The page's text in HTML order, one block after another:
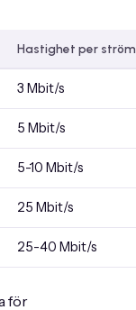
Hastighet per ström
3 Mbit/s
5 Mbit/s
5-10 Mbit/s
25 Mbit/s
25-40 Mbit/s
för